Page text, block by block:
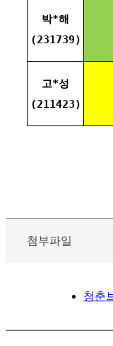
박*해
(231739)
고*성
(211423)
첨부파일
청춘